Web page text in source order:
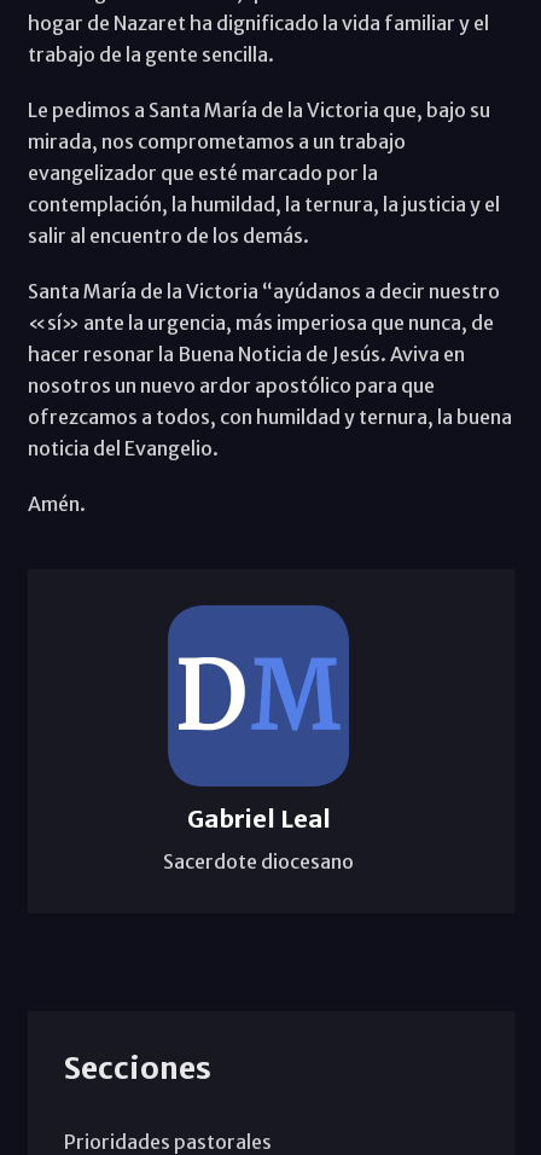
hogar de Nazaret ha dignificado la vida familiar y el
trabajo de la gente sencilla.
Le pedimos a Santa María de la Victoria que, bajo su
mirada, nos comprometamos a un trabajo
evangelizador que esté marcado por la
contemplación, la humildad, la ternura, la justicia y el
salir al encuentro de los demás.
Santa María de la Victoria “ayúdanos a decir nuestro
«sí» ante la urgencia, más imperiosa que nunca, de
hacer resonar la Buena Noticia de Jesús. Aviva en
nosotros un nuevo ardor apostólico para que
ofrezcamos a todos, con humildad y ternura, la buena
noticia del Evangelio.
Amén.
Gabriel Leal
Sacerdote diocesano
Secciones
Prioridades pastorales